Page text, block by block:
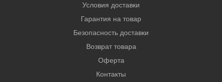
Условия доставки
Гарантия на товар
Безопасность доставки
Возврат товара
Оферта
Контакты